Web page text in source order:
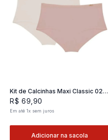
Kit de Calcinhas Maxi Classic 02 -
2 und
R$ 69 90
Em até1x sem juros
Adicionar na sacola